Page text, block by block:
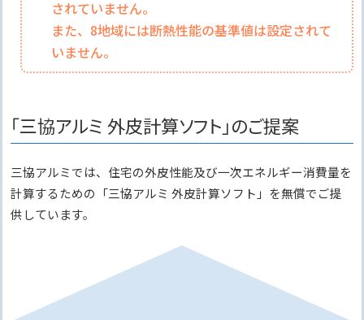
されていません。
また、8地域には断熱性能の基準値は設定されて
いません。
「三協アルミ 外皮計算ソフト」のご提案
三協アルミでは、住宅の外皮性能及び一次エネルギー消費量を
計算するための「三協アルミ 外皮計算ソフト」を無償でご提
供しています。